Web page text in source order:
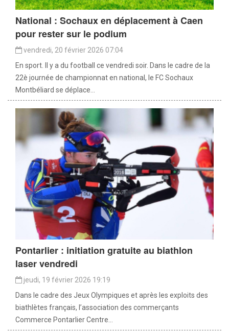
National : Sochaux en déplacement à Caen
pour rester sur le podium
vendredi, 20 février 2026 07:04
En sport. Il y a du football ce vendredi soir. Dans le cadre de la
22è journée de championnat en national, le FC Sochaux
Montbéliard se déplace...
Pontarlier : initiation gratuite au biathlon
laser vendredi
jeudi, 19 février 2026 19:19
Dans le cadre des Jeux Olympiques et après les exploits des
biathlètes français, l’association des commerçants
Commerce Pontarlier Centre...